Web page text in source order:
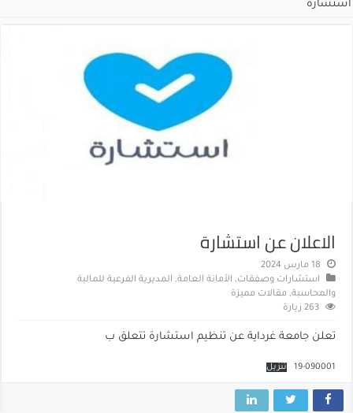
استشارة
الاعلان عن استشارة
18 مارس 2024
استشارات وصفقات, الأمانة العامة, المديرية الفرعية للمالية
والمحاسبة, مقالات مميزة
263 زيارة
تعلن جامعة غرداية عن تنظيم استشارة تتعلق ب
19-090001 تنزيل